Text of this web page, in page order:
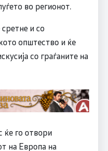
во регионот.
и со
општество и ќе
со граѓаните на
ќе го отвори
на Европа на